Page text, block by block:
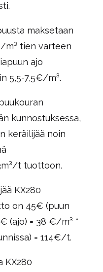
maksetaan
tien varteen
ajo
5,5-7,5€/m³.
kunnostuksessa,
keräilijää noin
t tuottoon.
KX280
on 45€ (puun
(ajo) = 38 €/m³ *
= 114€/t.
KX280